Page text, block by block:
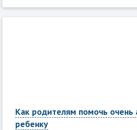
Как родителям помочь очень
ребенку